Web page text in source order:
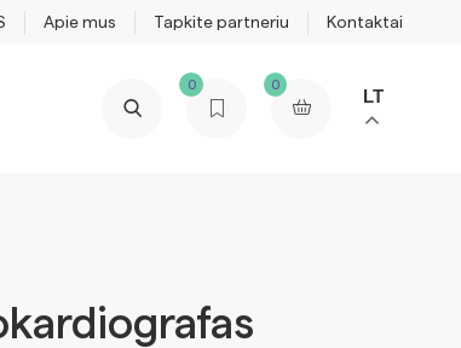
Apie mus Tapkite partneriu Kontaktai
0 0
LT